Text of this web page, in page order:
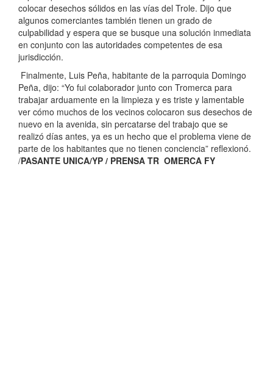
colocar desechos sólidos en las vías del Trole. Dijo que
algunos comerciantes también tienen un grado de
culpabilidad y espera que se busque una solución inmediata
en conjunto con las autoridades competentes de esa
jurisdicción.
Finalmente, Luis Peña, habitante de la parroquia Domingo
Peña, dijo: “Yo fui colaborador junto con Tromerca para
trabajar arduamente en la limpieza y es triste y lamentable
ver cómo muchos de los vecinos colocaron sus desechos de
nuevo en la avenida, sin percatarse del trabajo que se
realizó días antes, ya es un hecho que el problema viene de
parte de los habitantes que no tienen conciencia” reflexionó.
/PASANTE UNICA/YP / PRENSA TR OMERCA FY